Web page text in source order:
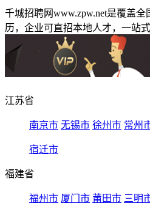
千城招聘网www.zpw.net是覆盖
历，企业可直招本地人才，一站
江苏省
南京市 无锡市 徐州市 常州
宿迁市
福建省
福州市 厦门市 莆田市 三明